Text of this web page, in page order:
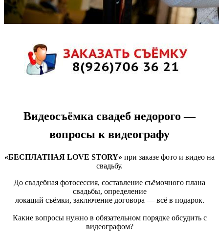
Видеосъёмка свадеб недорого —
вопросы к видеографу
«БЕСПЛАТНАЯ LOVE STORY» при заказе фото и видео на
свадьбу.
До свадебная фотосессия, составление съёмочного плана
свадьбы, определение
локаций съёмки, заключение договора — всё в подарок.
Какие вопросы нужно в обязательном порядке обсудить с
видеографом?